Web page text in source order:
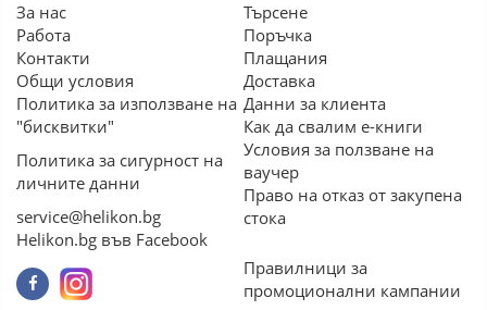
За нас
Работа
Контакти
Общи условия
Политика за използване на
"бисквитки"
Политика за сигурност на
личните данни
service@helikon.bg
Helikon.bg във Facebook
Търсене
Поръчка
Плащания
Доставка
Данни за клиента
Как да свалим е-книги
Условия за ползване на
ваучер
Право на отказ от закупена
стока
Правилници за
промоционални кампании